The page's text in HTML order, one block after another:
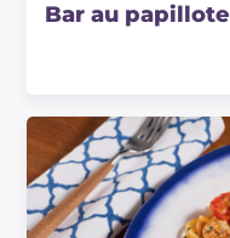
Bar au papillote